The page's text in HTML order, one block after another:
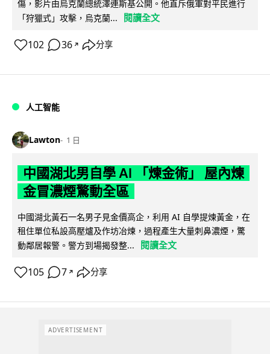
傷，影片由烏克蘭總統澤連斯基公開。他直斥俄軍對平民進行
「狩獵式」攻擊，烏克蘭...
閱讀全文
102 36 ↗ 分享
人工智能
Lawton 1 日
中國湖北男自學 AI 「煉金術」 屋內煉
金冒濃煙驚動全區
中國湖北黃石一名男子見金價高企，利用 AI 自學提煉黃金，在
租住單位私設高壓爐及作坊冶煉，過程產生大量刺鼻濃煙，驚
動鄰居報警。警方到場揭發整...
閱讀全文
105 7 ↗ 分享
ADVERTISEMENT